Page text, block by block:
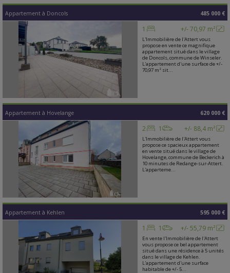
Appartement à Doncols 485 000 €
+/- 70,97 m²
1
L'Immobilière de l'Attert vous
propose en vente ce magnifique
appartement situé dans le village
de Doncols, commune de Winseler.
L'appartement d'une surface de +/-
70,97 m² sit...
Appartement à Hovelange 620 000 €
+/- 88,4 m²
2 1
L'Immobilière de l'Attert vous
propose ce spacieux appartement
en vente situé dans le village de
Hovelange, commune de Beckerich à
10 minutes de Redange-sur-Attert.
L'apparteme...
Appartement à Kehlen 595 000 €
+/- 55,79 m²
1 1
En vente l'Immobilière de l'Attert
vous propose ce bel appartement
situé dans une résidence à 5 unités
dans le village de Kehlen.
L'appartement d'une surface
habitable de +/- 5...